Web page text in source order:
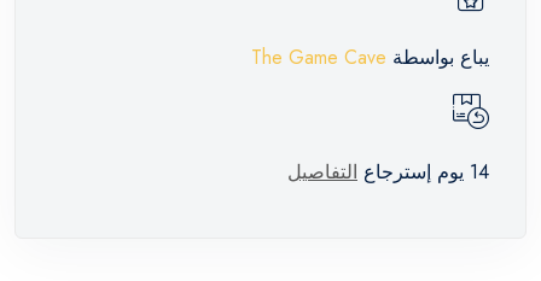
يباع بواسطة The Game Cave
14 يوم إسترجاع التفاصيل